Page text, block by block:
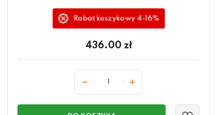
Rabat koszykowy 4-16%
436.00 zł